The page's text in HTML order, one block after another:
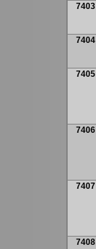
7403
7404
7405
7406
7407
7408